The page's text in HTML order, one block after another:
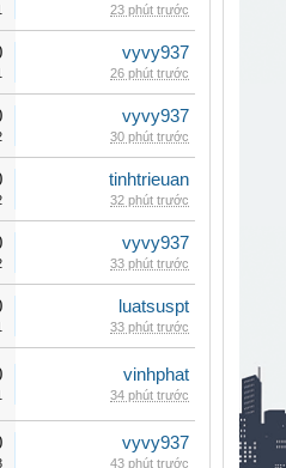
23 phút trước
vyvy937
26 phút trước
vyvy937
30 phút trước
tinhtrieuan
32 phút trước
vyvy937
33 phút trước
luatsuspt
33 phút trước
vinhphat
34 phút trước
vyvy937
43 phút trước